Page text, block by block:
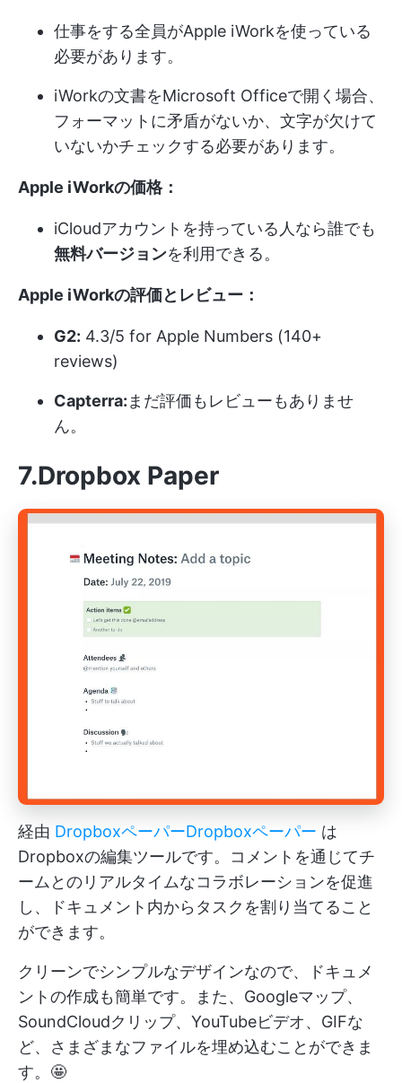
仕事をする全員がApple iWorkを使っている
必要があります。
iWorkの文書をMicrosoft Officeで開く場合、
フォーマットに矛盾がないか、文字が欠けて
いないかチェックする必要があります。
Apple iWorkの価格：
iCloudアカウントを持っている人なら誰でも
無料バージョンを利用できる。
Apple iWorkの評価とレビュー：
G2: 4.3/5 for Apple Numbers (140+
reviews)
Capterra: まだ評価もレビューもありませ
ん。
7.Dropbox Paper
経由 DropboxペーパーDropboxペーパー は
Dropboxの編集ツールです。コメントを通じてチ
ームとのリアルタイムなコラボレーションを促進
し、ドキュメント内からタスクを割り当てること
ができます。
クリーンでシンプルなデザインなので、ドキュメ
ントの作成も簡単です。また、Googleマップ、
SoundCloudクリップ、YouTubeビデオ、GIFな
ど、さまざまなファイルを埋め込むことができま
す。🤩